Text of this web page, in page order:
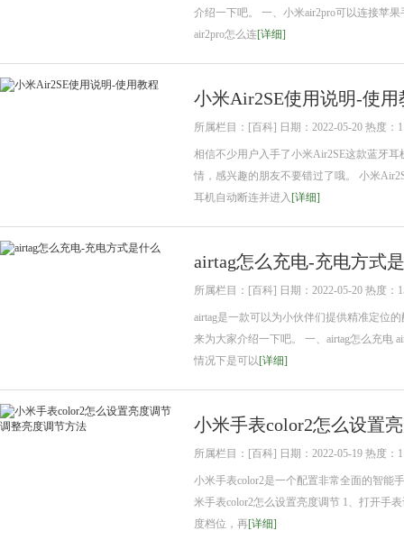
介绍一下吧。 一、小米air2pro可以连接苹
air2pro怎么连[详细]
小米Air2SE使用说明-使用
所属栏目：[百科] 日期：2022-05-20 热度：
相信不少用户入手了小米Air2SE这款蓝牙
情，感兴趣的朋友不要错过了哦。 小米
耳机自动断连并进入 [详细]
airtag怎么充电-充电方式
所属栏目：[百科] 日期：2022-05-20 热度：
airtag是一款可以为小伙伴们提供精准定位
来为大家介绍一下吧。 一、airtag怎么充电
情况下是可以[详细]
小米手表color2怎么设置
所属栏目：[百科] 日期：2022-05-19 热度：
小米手表color2是一个配置非常全面的智能
米手表color2怎么设置亮度调节 1、打开手
度档位，再[详细]